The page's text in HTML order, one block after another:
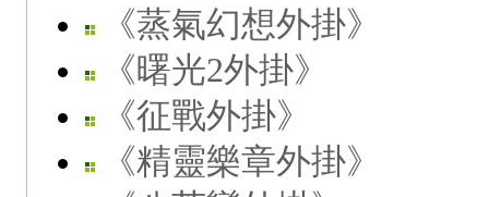
《蒸氣幻想外掛》
《曙光2外掛》
《征戰外掛》
《精靈樂章外掛》